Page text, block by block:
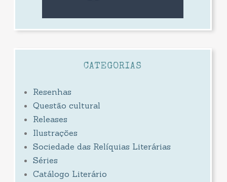
CATEGORIAS
Resenhas
Questão cultural
Releases
Ilustrações
Sociedade das Relíquias Literárias
Séries
Catálogo Literário